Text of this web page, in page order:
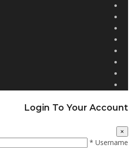
Login To Your Account
×
Username *